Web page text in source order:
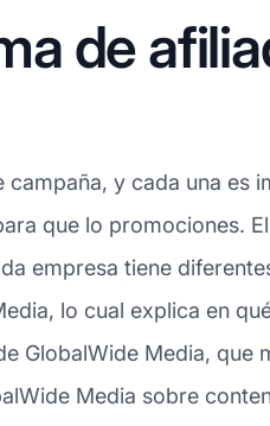
de
y cada una
que lo promociones.
empresa tiene
lo cual explica en
GlobalWide Media,
Media sobre